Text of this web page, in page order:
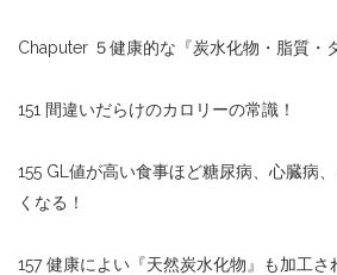
Chaputer ５健康的な『炭水化物・脂質・
151 間違いだらけのカロリーの常識！
155 GL値が高い食事ほど糖尿病、心臓病
くなる！
157 健康によい『天然炭水化物』も加工さ